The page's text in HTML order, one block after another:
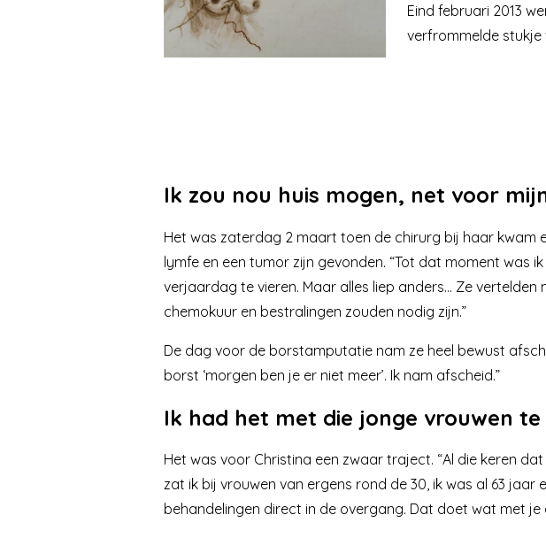
Eind februari 2013
verfrommelde stukje
Ik zou nou huis mogen, net voor
Het was zaterdag 2 maart toen de chirurg bij haar kwam
lymfe en een tumor zijn gevonden. “Tot dat moment was
verjaardag te vieren. Maar alles liep anders… Ze
chemokuur en bestralingen zouden nodig zijn.”
De dag voor de borstamputatie nam ze heel bewust
borst ‘morgen ben je er niet meer’. Ik nam afscheid.”
Ik had het met die jonge vrouwen te
Het was voor Christina een zwaar traject. “Al die keren
zat ik bij vrouwen van ergens rond de 30, ik was al 63
behandelingen direct in de overgang. Dat doet wat met je